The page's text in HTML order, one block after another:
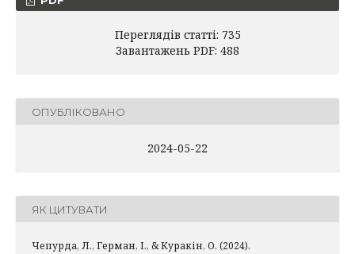
Переглядів статті: 735
Завантажень PDF: 488
ОПУБЛІКОВАНО
2024-05-22
ЯК ЦИТУВАТИ
Чепурда, Л., Герман, І., & Куракін, О. (2024).